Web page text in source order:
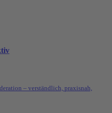
– verständlich, praxisnah,